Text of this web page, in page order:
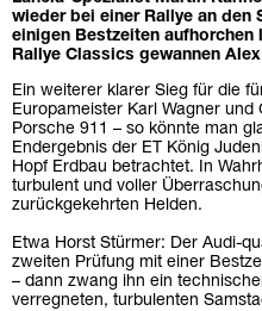
wieder bei einer Rallye an
einigen Bestzeiten
Rallye Classics gewannen
Ein weiterer klarer Sieg für die
Europameister Karl Wagner
Porsche 911 – so könnte man
Endergebnis der ET König
Hopf Erdbau betrachtet. In
turbulent und voller
zurückgekehrten Helden.
Etwa Horst Stürmer: Der Audi-
zweiten Prüfung mit einer
– dann zwang ihn ein
verregneten, turbulenten